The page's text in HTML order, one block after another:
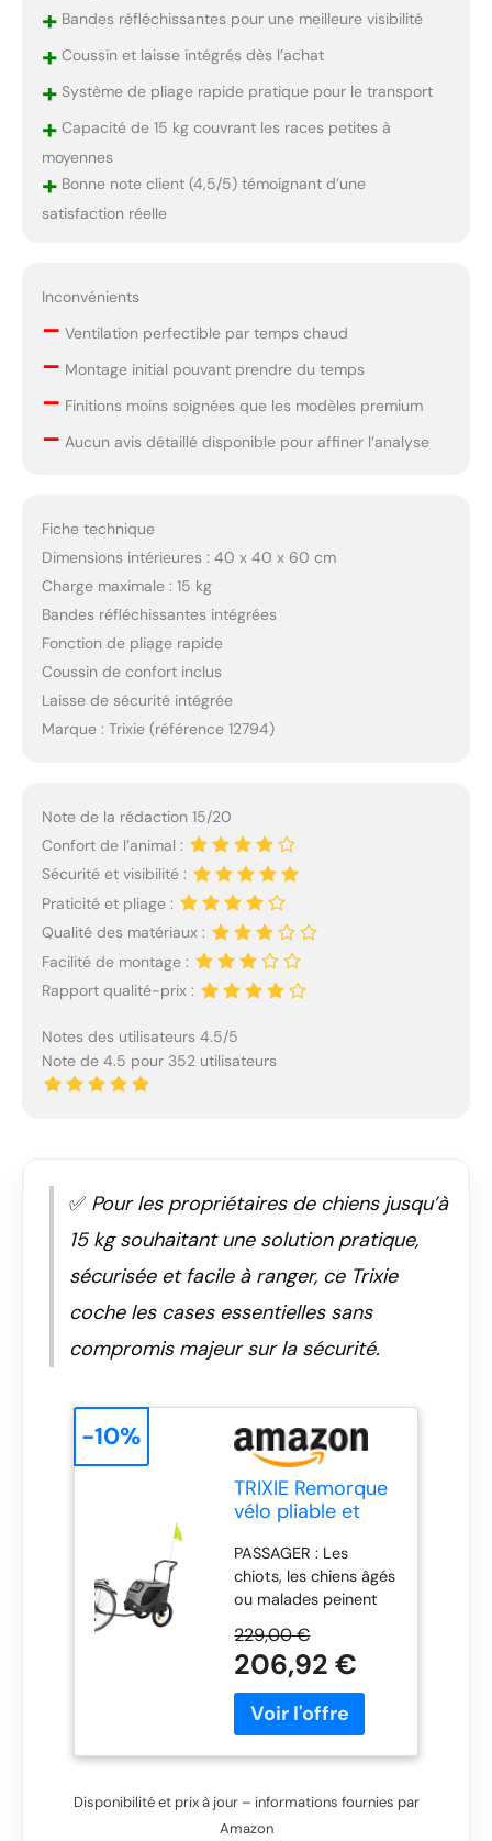
+Bandes réfléchissantes pour une meilleure visibilité
+Coussin et laisse intégrés dès l’achat
+Système de pliage rapide pratique pour le transport
+Capacité de 15 kg couvrant les races petites à
moyennes
+Bonne note client (4,5/5) témoignant d’une
satisfaction réelle
Inconvénients
– Ventilation perfectible par temps chaud
– Montage initial pouvant prendre du temps
– Finitions moins soignées que les modèles premium
– Aucun avis détaillé disponible pour affiner l’analyse
Fiche technique
Dimensions intérieures : 40 x 40 x 60 cm
Charge maximale : 15 kg
Bandes réfléchissantes intégrées
Fonction de pliage rapide
Coussin de confort inclus
Laisse de sécurité intégrée
Marque : Trixie (référence 12794)
Note de la rédaction 15/20
Confort de l’animal :
Sécurité et visibilité :
Praticité et pliage :
Qualité des matériaux :
Facilité de montage :
Rapport qualité-prix :
Notes des utilisateurs 4.5/5
Note de 4.5 pour 352 utilisateurs
✅ Pour les propriétaires de chiens jusqu’à
15 kg souhaitant une solution pratique,
sécurisée et facile à ranger, ce Trixie
coche les cases essentielles sans
compromis majeur sur la sécurité.
TRIXIE Remorque
vélo pliable et
pour chien – 40 x
40 x 60 cm
PASSAGER : Les
chiots, les chiens âgés
ou malades peinent
de longues
randonnées à vélo.
Grâce à cette
remorque vélo, ton
compagnon peut
t'accompagner
Pour que ton chien ne
s'échappe pas
229,00 €
206,92 €
-10%
Disponibilité et prix à jour – informations fournies par
Amazon